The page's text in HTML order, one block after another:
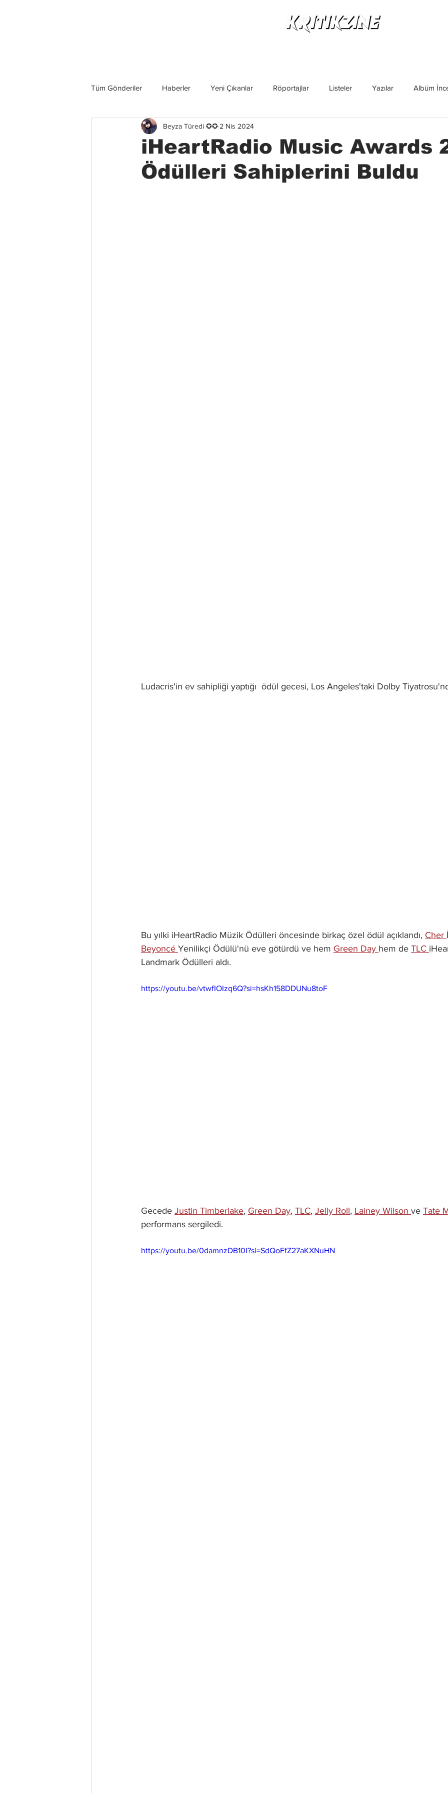
Tüm Gönderiler Haberler Yeni Çıkanlar Röportajlar Listeler Yazılar Albüm
Grup İncelemeleri Konserler İncelemeler
iHeartRadio Music Awards
Ödülleri Sahiplerini Buldu
Beyza Türedi ✪✪ 2 Nis 2024
Ludacris'in ev sahipliği yaptığı  ödül gecesi, Los Angeles'taki Dolby
Bu yılki iHeartRadio Müzik Ödülleri öncesinde birkaç özel ödül açıklandı, Cher
Beyoncé Yenilikçi Ödülü'nü eve götürdü ve hem Green Day hem de TLC
Landmark Ödülleri aldı.
https://youtu.be/vtwfIOIzq6Q?si=hsKh158DDUNu8toF
Gecede Justin Timberlake, Green Day, TLC, Jelly Roll, Lainey Wilson ve Tate
performans sergiledi.
https://youtu.be/0damnzDB10I?si=SdQoFfZ27aKXNuHN